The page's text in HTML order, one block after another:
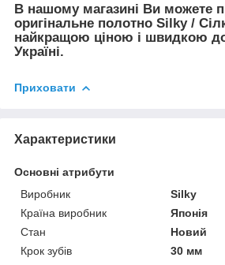
В нашому магазині Ви можете
оригінальне полотно Silky /
найкращою ціною і швидкою
Україні.
Приховати
Характеристики
Основні атрибути
Виробник
Silky
Країна виробник
Японія
Стан
Новий
Крок зубів
30 мм